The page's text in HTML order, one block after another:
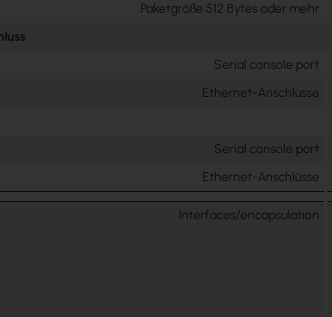
Paketgröße 512 Bytes oder mehr
Serial console port
Ethernet-Anschlüsse
Serial console port
Ethernet-Anschlüsse
Interfaces/encapsulation